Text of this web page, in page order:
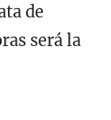
de
será la